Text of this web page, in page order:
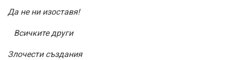
Да не ни изоставя!
Всичките други
Злочести създания